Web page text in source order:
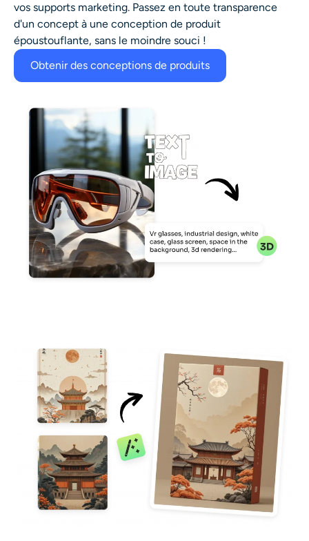
vos supports marketing. Passez en toute transparence
d'un concept à une conception de produit
époustouflante, sans le moindre souci !
Obtenir des conceptions de produits